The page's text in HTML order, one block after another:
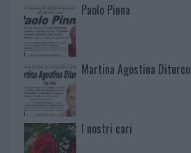
Paolo Pinna
Martina Agostina Diturco
I nostri cari